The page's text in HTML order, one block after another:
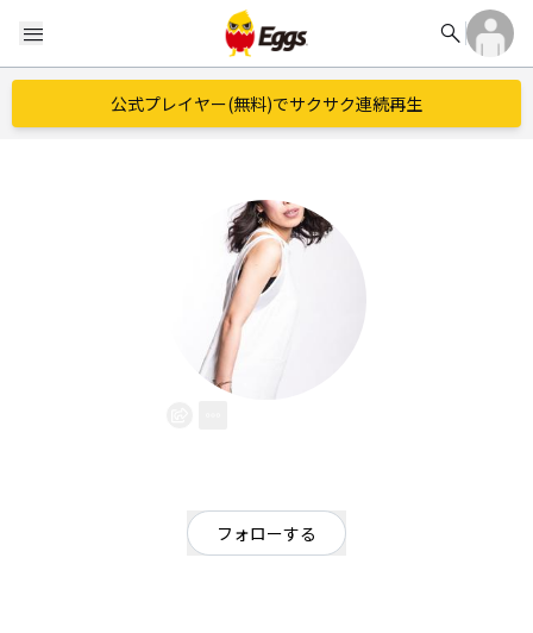
menu search
公式プレイヤー(無料)でサクサク連続再生
フォローする